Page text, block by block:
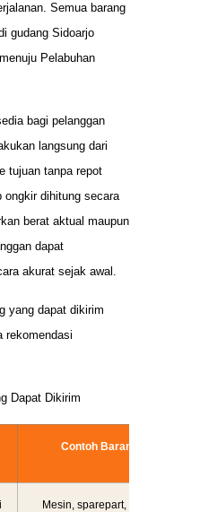
Semua barang
gudang Sidoarjo
Pelabuhan
bagi pelanggan
langsung dari
tujuan tanpa repot
ongkir dihitung secara
berat aktual maupun
dapat
akurat sejak awal.
yang dapat dikirim
rekomendasi
Dapat Dikirim
Contoh Barang
Mesin, sparepart, panel